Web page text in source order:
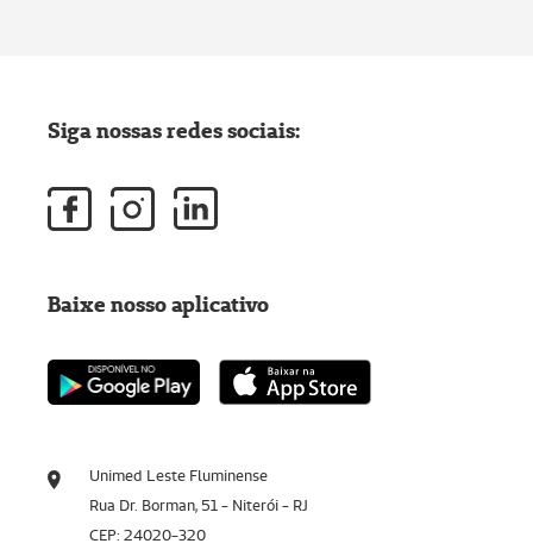
Unimed Leste Fluminense
Rua Dr. Borman, 51 - Niterói - RJ
CEP: 24020-320
Siga nossas redes sociais:
Baixe nosso aplicativo